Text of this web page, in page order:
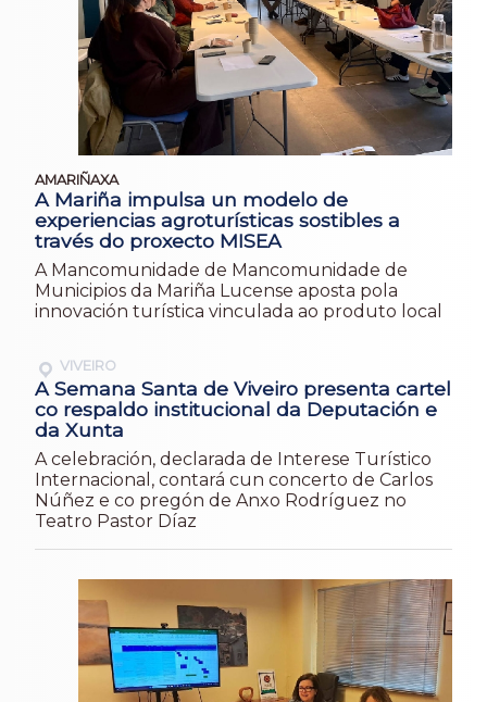
AMARIÑAXA
A Mariña impulsa un modelo de
experiencias agroturísticas sostibles a
través do proxecto MISEA
A Mancomunidade de Mancomunidade de
Municipios da Mariña Lucense aposta pola
innovación turística vinculada ao produto local
VIVEIRO
A Semana Santa de Viveiro presenta cartel
co respaldo institucional da Deputación e
da Xunta
A celebración, declarada de Interese Turístico
Internacional, contará cun concerto de Carlos
Núñez e co pregón de Anxo Rodríguez no
Teatro Pastor Díaz